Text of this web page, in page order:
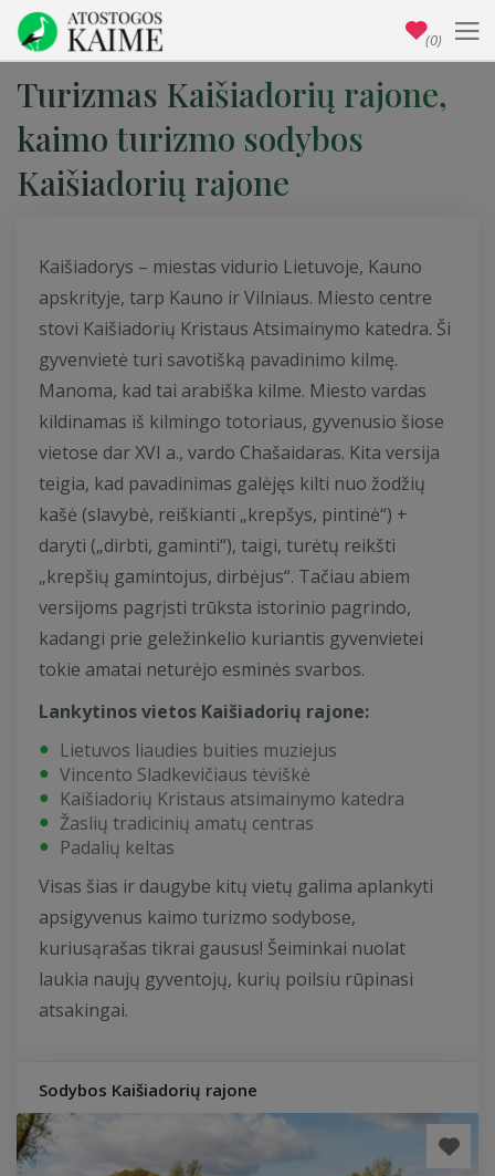
Turizmas Kaišiadorių rajone,
kaimo turizmo sodybos
Kaišiadorių rajone
Kaišiadorys – miestas vidurio Lietuvoje, Kauno
apskrityje, tarp Kauno ir Vilniaus. Miesto centre
stovi Kaišiadorių Kristaus Atsimainymo katedra. Ši
gyvenvietė turi savotišką pavadinimo kilmę.
Manoma, kad tai arabiška kilme. Miesto vardas
kildinamas iš kilmingo totoriaus, gyvenusio šiose
vietose dar XVI a., vardo Chašaidaras. Kita versija
teigia, kad pavadinimas galėjęs kilti nuo žodžių
kašė (slavybė, reiškianti „krepšys, pintinė“) +
daryti („dirbti, gaminti“), taigi, turėtų reikšti
„krepšių gamintojus, dirbėjus“. Tačiau abiem
versijoms pagrįsti trūksta istorinio pagrindo,
kadangi prie geležinkelio kuriantis gyvenvietei
tokie amatai neturėjo esminės svarbos.
Lankytinos vietos Kaišiadorių rajone:
Lietuvos liaudies buities muziejus
Vincento Sladkevičiaus tėviškė
Kaišiadorių Kristaus atsimainymo katedra
Žaslių tradicinių amatų centras
Padalių keltas
Visas šias ir daugybe kitų vietų galima aplankyti
apsigyvenus kaimo turizmo sodybose,
kuriusąrašas tikrai gausus! Šeiminkai nuolat
laukia naujų gyventojų, kurių poilsiu rūpinasi
atsakingai.
Sodybos Kaišiadorių rajone
(0)